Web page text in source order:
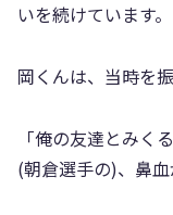
いを続けています。
岡くんは、当時を
「俺の友達とみく
(朝倉選手の)、鼻血